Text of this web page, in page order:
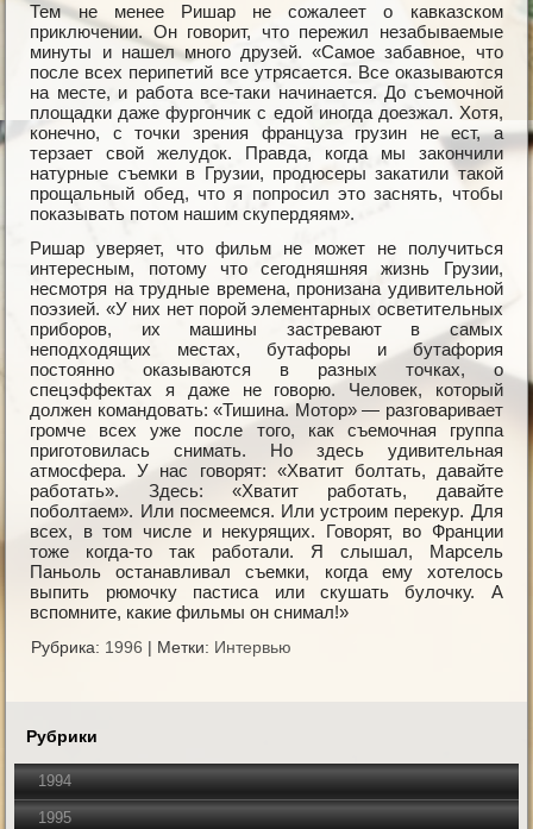
Тем не менее Ришар не сожалеет о кавказском
приключении. Он говорит, что пережил незабываемые
минуты и нашел много друзей. «Самое забавное, что
после всех перипетий все утрясается. Все оказываются
на месте, и работа все-таки начинается. До съемочной
площадки даже фургончик с едой иногда доезжал. Хотя,
конечно, с точки зрения француза грузин не ест, а
терзает свой желудок. Правда, когда мы закончили
натурные съемки в Грузии, продюсеры закатили такой
прощальный обед, что я попросил это заснять, чтобы
показывать потом нашим скупердяям».
Ришар уверяет, что фильм не может не получиться
интересным, потому что сегодняшняя жизнь Грузии,
несмотря на трудные времена, пронизана удивительной
поэзией. «У них нет порой элементарных осветительных
приборов, их машины застревают в самых
неподходящих местах, бутафоры и бутафория
постоянно оказываются в разных точках, о
спецэффектах я даже не говорю. Человек, который
должен командовать: «Тишина. Мотор» — разговаривает
громче всех уже после того, как съемочная группа
приготовилась снимать. Но здесь удивительная
атмосфера. У нас говорят: «Хватит болтать, давайте
работать». Здесь: «Хватит работать, давайте
поболтаем». Или посмеемся. Или устроим перекур. Для
всех, в том числе и некурящих. Говорят, во Франции
тоже когда-то так работали. Я слышал, Марсель
Паньоль останавливал съемки, когда ему хотелось
выпить рюмочку пастиса или скушать булочку. А
вспомните, какие фильмы он снимал!»
Рубрика: 1996 | Метки: Интервью
Рубрики
1994
1995